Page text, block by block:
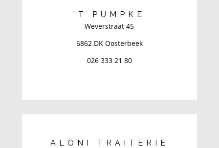
'T PUMPKE
Weverstraat 45
6862 DK Oosterbeek
026 333 21 80
ALONI TRAITERIE